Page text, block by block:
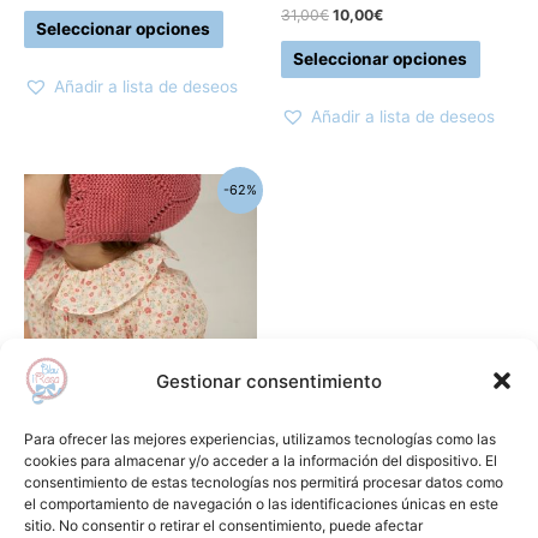
Gestionar consentimiento
Para ofrecer las mejores experiencias, utilizamos tecnologías como las
cookies para almacenar y/o acceder a la información del dispositivo. El
consentimiento de estas tecnologías nos permitirá procesar datos como
el comportamiento de navegación o las identificaciones únicas en este
sitio. No consentir o retirar el consentimiento, puede afectar
Seleccionar opciones
la
Añadir a lista de deseos
31,00€ 10,00€
Seleccionar opciones
página
Añadir a lista de deseos
-62%
Blusa popelín rosa NANOS
59,90€
El
precio
original
era:
59,90€.
23,00€
El
precio
actual
es:
23,00€.
Este
producto
Las
elegir
en